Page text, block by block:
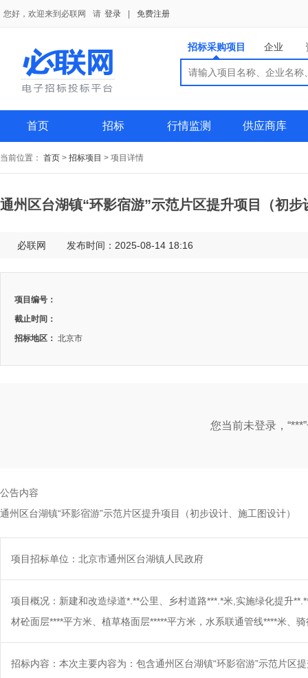
您好，欢迎来到必联网 请 登录 免费注册
招标采购项目 企业
首页 招标 行情监测 供应商库
当前位置： 首页 > 招标项目 > 项目详情
通州区台湖镇“环影宿游”示范片区提升项目（初
必联网 发布时间：2025-08-14 18:16
项目编号：
截止时间：
招标地区： 北京市
您当前未登录，
公告内容
通州区台湖镇“环影宿游”示范片区提升项目（初步设计、施工图设计）
项目招标单位：北京市通州区台湖镇人民政府
项目概况：新建和改造绿道*.**公里、乡村道路***.*米,实施绿化提升
材砼面层****平方米、植草格面层*****平方米，水系联通管线****米、
招标内容：本次主要内容为：包含通州区台湖镇“环影宿游”示范片区